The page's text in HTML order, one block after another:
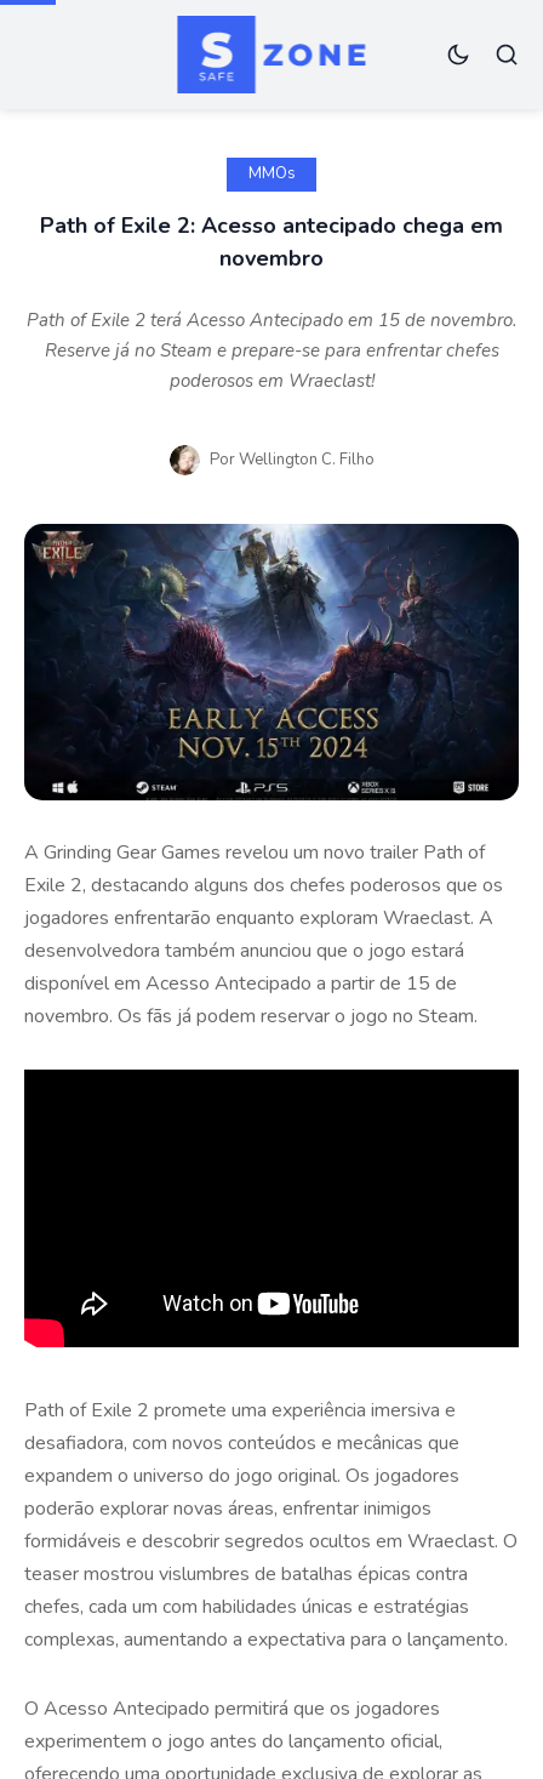
MMOs
Path of Exile 2: Acesso antecipado chega em
novembro
Path of Exile 2 terá Acesso Antecipado em 15 de novembro.
Reserve já no Steam e prepare-se para enfrentar chefes
poderosos em Wraeclast!
PorWellington C. Filho
A Grinding Gear Games revelou um novo trailer Path of
Exile 2, destacando alguns dos chefes poderosos que os
jogadores enfrentarão enquanto exploram Wraeclast. A
desenvolvedora também anunciou que o jogo estará
disponível em Acesso Antecipado a partir de 15 de
novembro. Os fãs já podem reservar o jogo no Steam.
Path of Exile 2 promete uma experiência imersiva e
desafiadora, com novos conteúdos e mecânicas que
expandem o universo do jogo original. Os jogadores
poderão explorar novas áreas, enfrentar inimigos
formidáveis e descobrir segredos ocultos em Wraeclast. O
teaser mostrou vislumbres de batalhas épicas contra
chefes, cada um com habilidades únicas e estratégias
complexas, aumentando a expectativa para o lançamento.
O Acesso Antecipado permitirá que os jogadores
experimentem o jogo antes do lançamento oficial,